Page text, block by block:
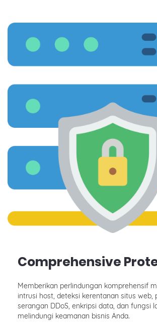
Comprehensive
Memberikan perlindungan komprehensif
intrusi host, deteksi kerentanan situs web,
serangan DDoS, enkripsi data, dan fungsi
melindungi keamanan bisnis Anda.